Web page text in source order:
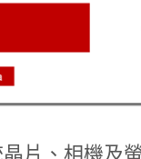
片、相機及